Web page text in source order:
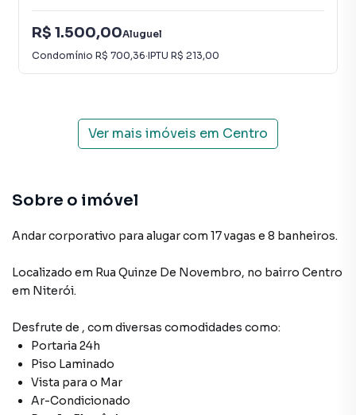
R$ 1.500,00Aluguel
Condomínio R$ 700,36·IPTU R$ 213,00
Ver mais imóveis em Centro
Sobre o imóvel
Andar corporativo para alugar com 17 vagas e 8 banheiros.
Localizado em Rua Quinze De Novembro, no bairro Centro
em Niterói.
Desfrute de , com diversas comodidades como:
Portaria 24h
Piso Laminado
Vista para o Mar
Ar-Condicionado